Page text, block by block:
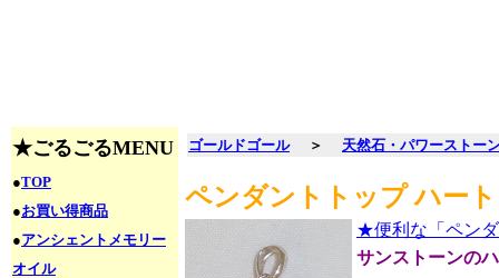
★ごるごるMENU
●TOP
●お買い得商品
●アンシェントメモリー
オイル
ゴールドゴール ＞ 天然石・パワーストー
ペンダントトップ ハー
★便利な「ペン
サンストーンの